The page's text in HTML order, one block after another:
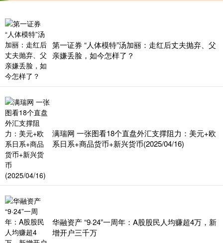
第一证券 “人体模特”汤加丽：走红后丈夫抛弃、父
亲嫌丢脸，如今怎样了？
满瑞网 一张图看18个直盘外汇支撑阻力：美元+欧
系日系+商品货币+新兴货币(2025/04/16)
华融资产 “9·24”一周年：A股股民人均赚超4万，新
增开户三千万